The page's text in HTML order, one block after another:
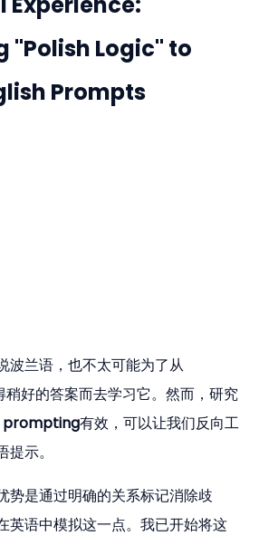
"Polish Logic" to
Prompts
波兰语，也不太可能为了从
好的答案而去学习它。然而，研究
prompting有效，可以让我们反向工
示。
势是通过明确的关系标记消除歧
英语中模拟这一点。我已开始将这